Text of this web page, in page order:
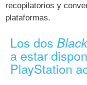
recopilatorios y
plataformas.
Los dos
a estar
PlayStation